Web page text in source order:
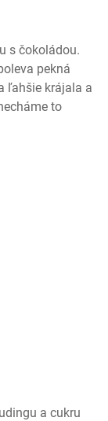
s čokoládou.
pekná
ľahšie krájala a
to
a cukru